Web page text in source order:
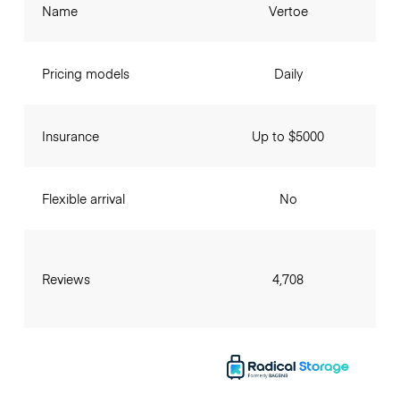
Name
Pricing models
Insurance
Flexible arrival
Reviews
Vertoe
Daily
Up to $5000
No
4,708